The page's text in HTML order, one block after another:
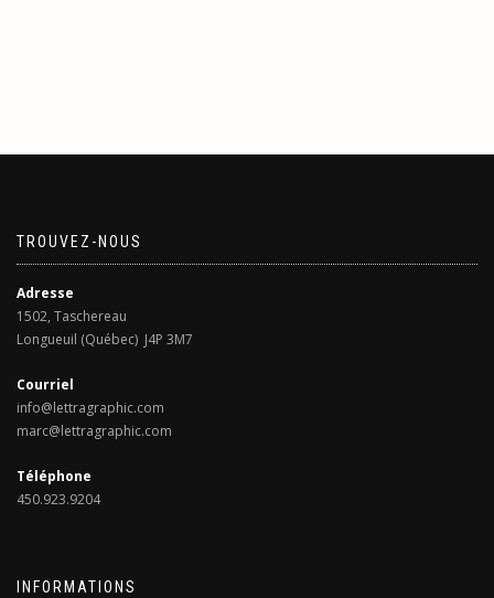
TROUVEZ-NOUS
Adresse
1502, Taschereau
Longueuil (Québec) J4P 3M7
Courriel
info@lettragraphic.com
marc@lettragraphic.com
Téléphone
450.923.9204
INFORMATIONS